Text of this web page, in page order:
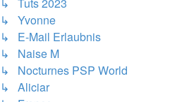
↳ Yvonne
↳ E-Mail Erlaubnis
↳ Naise M
↳ Nocturnes PSP World
↳ Aliciar